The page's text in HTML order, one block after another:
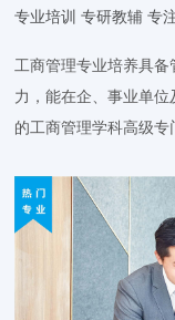
专业培训 专研教辅 专
工商管理专业培养具
力，能在企、事业单
的工商管理学科高级专